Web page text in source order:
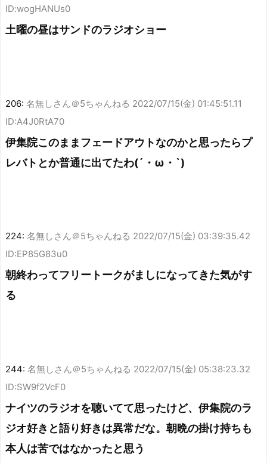
ID:wogHANUs0
土曜の昼はサンドのラジオショー
206: 名無しさん＠5ちゃんねる 2022/07/15(金) 01:45:51.11
ID:A4J0RtA70
伊集院このままフェードアウトなのかと思ったらプ
レバトとか普通に出てたわ(´・ω・`)
224: 名無しさん＠5ちゃんねる 2022/07/15(金) 03:39:35.42
ID:EP85G83u0
朝終わってフリートークがましになってきた気がす
る
244: 名無しさん＠5ちゃんねる 2022/07/15(金) 05:38:23.32
ID:SW9f2VcF0
ナイツのラジオを聴いてて思ったけど、伊集院のラ
ジオ好きと語り好きは異常だな。朝晩の掛け持ちも
本人は苦ではなかったと思う